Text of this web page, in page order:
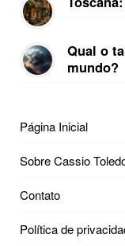
Qual o
mundo?
Página Inicial
Sobre Cassio
Contato
Política de